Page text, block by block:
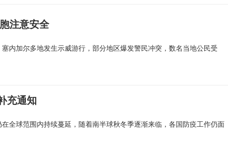
注意安全
内加尔多地发生示威游行，部分地区爆发警民冲突，数名当地公民受
充通知
全球范围内持续蔓延，随着南半球秋冬季逐渐来临，各国防疫工作仍面